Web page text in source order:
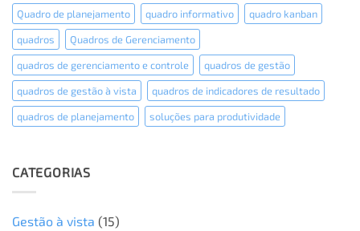
Quadro de planejamento
quadro informativo
quadro kanban
quadros
Quadros de Gerenciamento
quadros de gerenciamento e controle
quadros de gestão
quadros de gestão à vista
quadros de indicadores de resultado
quadros de planejamento
soluções para produtividade
CATEGORIAS
Gestão à vista (15)